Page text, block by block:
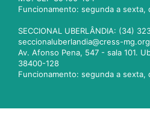
Funcionamento: segunda a sexta,
SECCIONAL UBERLÂNDIA: (34)
seccionaluberlandia@cress-
Av. Afonso Pena, 547 - sala 101.
38400-128
Funcionamento: segunda a sexta,